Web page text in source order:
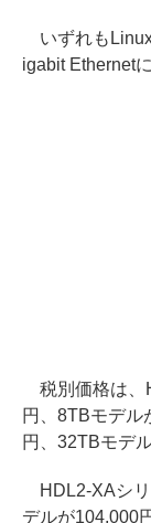
いずれも
igabit Ethernet
税別価格は、
円、8TBモデル
円、32TBモデ
HDL2-XAシリ
デルが104,000